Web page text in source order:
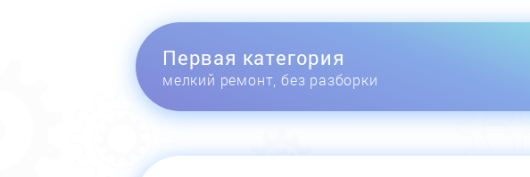
Первая категория
мелкий ремонт, без разборки